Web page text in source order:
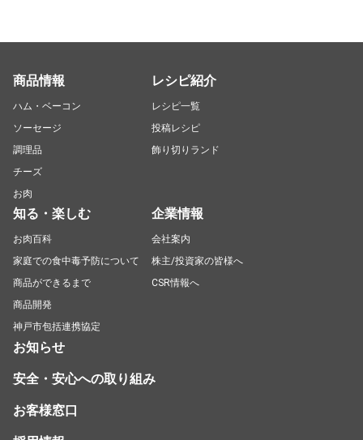
商品情報
ハム・ベーコン
ソーセージ
調理品
チーズ
お肉
レシピ紹介
レシピ一覧
投稿レシピ
飾り切りランド
知る・楽しむ
お肉百科
家庭での食中毒予防について
商品ができるまで
商品開発
神戸市包括連携協定
企業情報
会社案内
株主/投資家の皆様へ
CSR情報へ
お知らせ
安全・安心への取り組み
お客様窓口